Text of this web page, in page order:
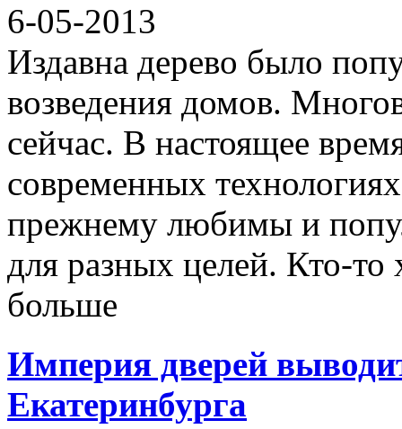
6-05-2013
Издавна дерево было
возведения домов.
сейчас. В настоящее
современных
прежнему любимы и
для разных целей. Кто-то
больше
Империя дверей
Екатеринбурга